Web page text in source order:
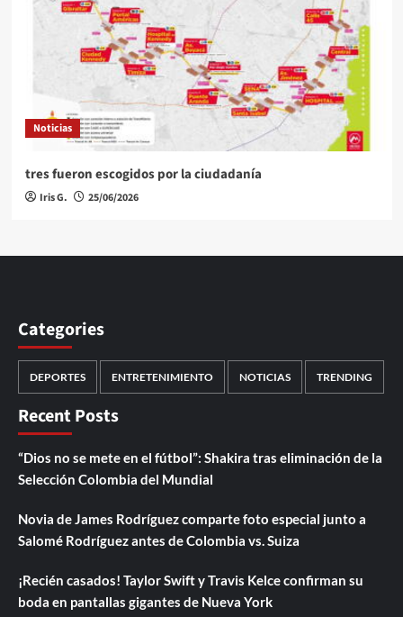
Noticias
tres fueron escogidos por la ciudadanía
Iris G. 25/06/2026
Categories
DEPORTES ENTRETENIMIENTO NOTICIAS TRENDING
Recent Posts
“Dios no se mete en el fútbol”: Shakira tras eliminación de la
Selección Colombia del Mundial
Novia de James Rodríguez comparte foto especial junto a
Salomé Rodríguez antes de Colombia vs. Suiza
¡Recién casados! Taylor Swift y Travis Kelce confirman su
boda en pantallas gigantes de Nueva York